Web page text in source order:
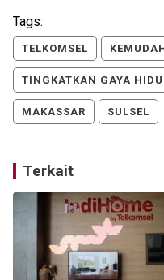
Tags:
TELKOMSEL
TINGKATKAN GAYA
MAKASSAR SULSEL
Terkait